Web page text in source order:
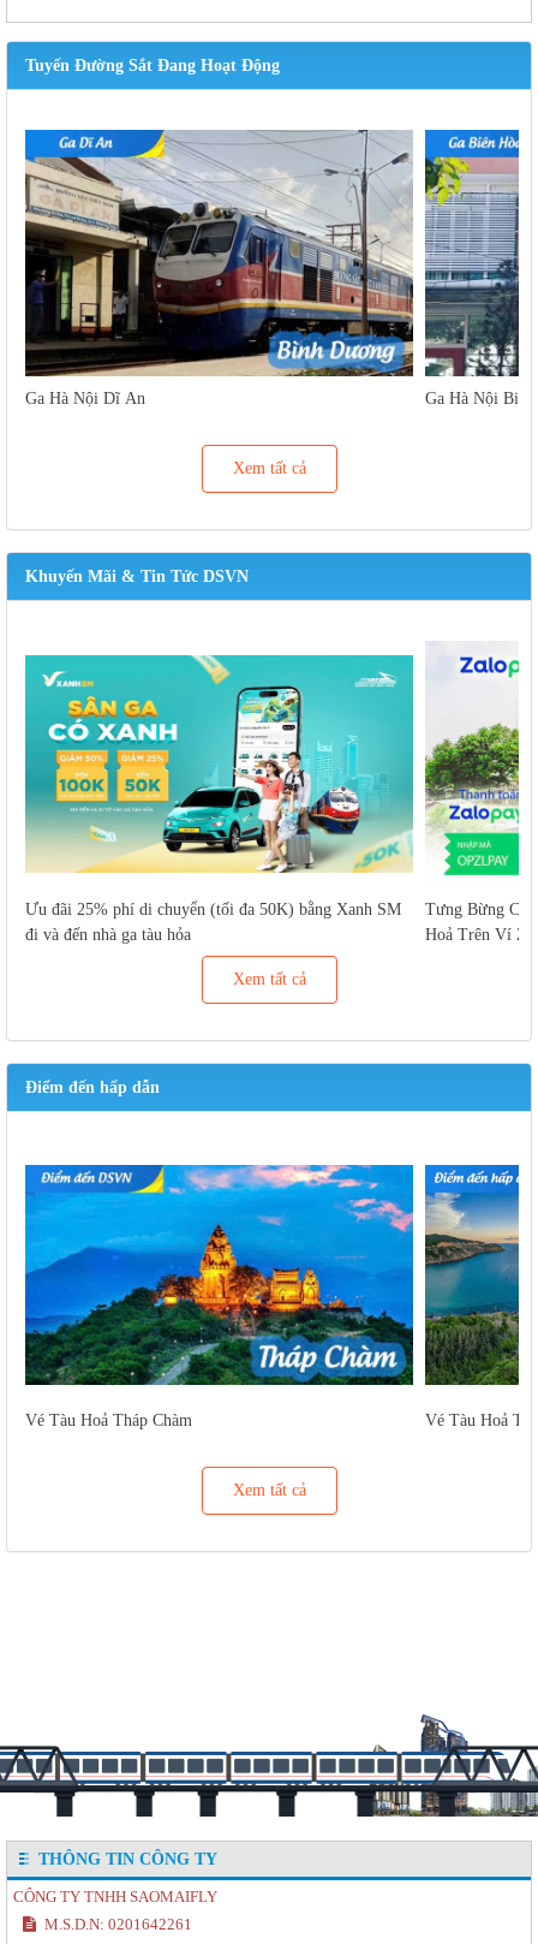
Tuyến Đường Sắt Đang Hoạt Động
Ga Hà Nội Dĩ An Ga Hà Nội Biên
Xem tất cả
Khuyến Mãi & Tin Tức DSVN
Ưu đãi 25% phí di chuyển (tối đa 50K) bằng Xanh SM
đi và đến nhà ga tàu hỏa
Tưng Bừng
Hoả Trên Ví
Xem tất cả
Điểm đến hấp dẫn
Vé Tàu Hoả Tháp Chàm Vé Tàu Hoả
Xem tất cả
THÔNG TIN CÔNG TY
CÔNG TY TNHH SAOMAIFLY
M.S.D.N: 0201642261